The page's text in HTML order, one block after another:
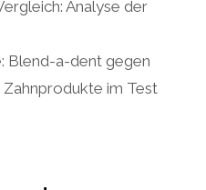
Analyse der
Blend-a-dent gegen
im Test